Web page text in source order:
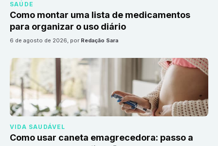
SAÚDE
Como montar uma lista de medicamentos
para organizar o uso diário
6 de agosto de 2026, por Redação Sara
VIDA SAUDÁVEL
Como usar caneta emagrecedora: passo a